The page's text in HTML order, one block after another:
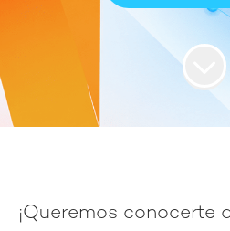
¡Queremos conocerte